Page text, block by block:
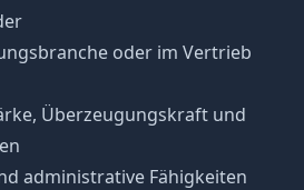
oder im Vertrieb
Überzeugungskraft und
administrative Fähigkeiten